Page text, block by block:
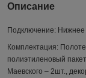
Описание
Подключение: Нижнее
Комплектация:
полиэтиленовый
Маевского – 2шт.,